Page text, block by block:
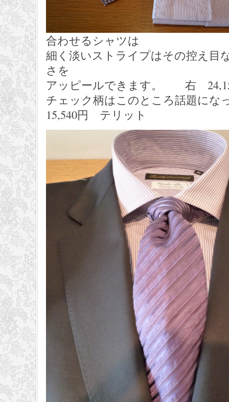
合わせるシャツは
細く淡いストライプはその控え目
さを
アッピールできます。 右
チェック柄はこのところ話題に
15,540円 テリット